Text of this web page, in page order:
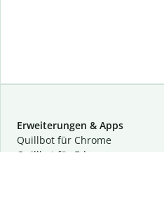
Erweiterungen & Apps
Quillbot für Chrome
Quillbot für Edge